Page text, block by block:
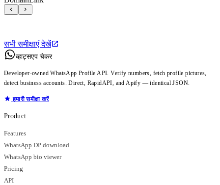
सभी समीक्षाएं देखें
व्हाट्सएप चेकर
Developer-owned WhatsApp Profile API. Verify numbers, fetch profile pictures,
detect business accounts. Direct, RapidAPI, and Apify — identical JSON.
हमारी समीक्षा करें
Product
Features
WhatsApp DP download
WhatsApp bio viewer
Pricing
API